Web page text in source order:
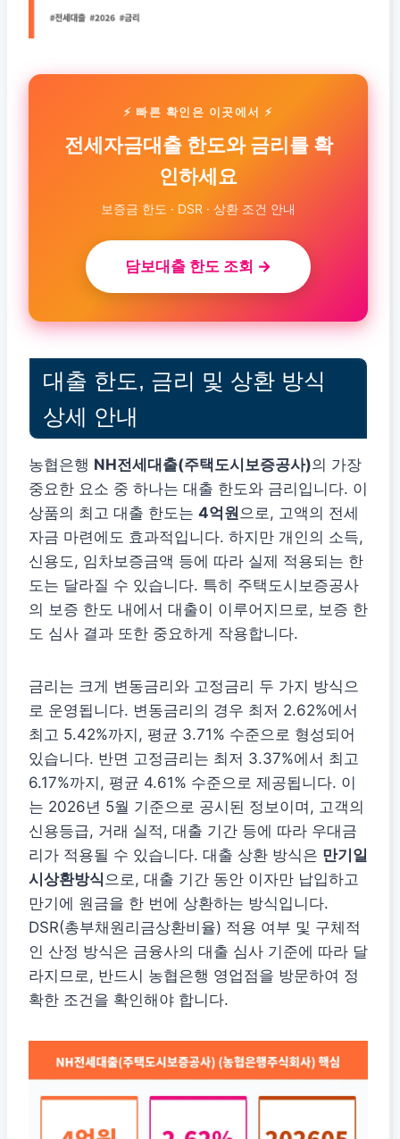
⚡ 빠른 확인은 이곳에서 ⚡
전세자금대출 한도와 금리를 확
인하세요
보증금 한도 · DSR · 상환 조건 안내
담보대출 한도 조회 →
대출 한도, 금리 및 상환 방식
상세 안내
농협은행 NH전세대출(주택도시보증공사)의 가장
중요한 요소 중 하나는 대출 한도와 금리입니다. 이
상품의 최고 대출 한도는 4억원으로, 고액의 전세
자금 마련에도 효과적입니다. 하지만 개인의 소득,
신용도, 임차보증금액 등에 따라 실제 적용되는 한
도는 달라질 수 있습니다. 특히 주택도시보증공사
의 보증 한도 내에서 대출이 이루어지므로, 보증 한
도 심사 결과 또한 중요하게 작용합니다.
금리는 크게 변동금리와 고정금리 두 가지 방식으
로 운영됩니다. 변동금리의 경우 최저 2.62%에서
최고 5.42%까지, 평균 3.71% 수준으로 형성되어
있습니다. 반면 고정금리는 최저 3.37%에서 최고
6.17%까지, 평균 4.61% 수준으로 제공됩니다. 이
는 2026년 5월 기준으로 공시된 정보이며, 고객의
신용등급, 거래 실적, 대출 기간 등에 따라 우대금
리가 적용될 수 있습니다. 대출 상환 방식은 만기일
시상환방식으로, 대출 기간 동안 이자만 납입하고
만기에 원금을 한 번에 상환하는 방식입니다.
DSR(총부채원리금상환비율) 적용 여부 및 구체적
인 산정 방식은 금융사의 대출 심사 기준에 따라 달
라지므로, 반드시 농협은행 영업점을 방문하여 정
확한 조건을 확인해야 합니다.